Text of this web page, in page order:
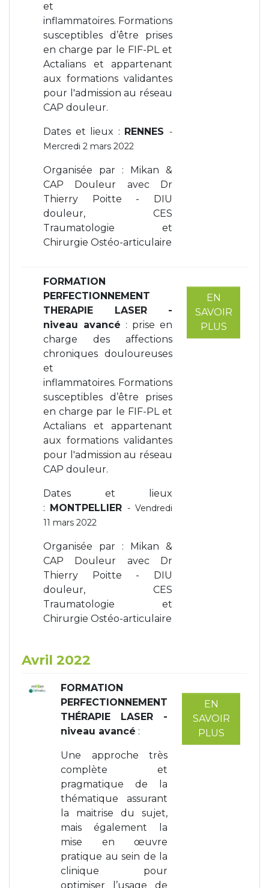
et
inflammatoires. Formations
susceptibles d’être prises
en charge par le FIF-PL et
Actalians et appartenant
aux formations validantes
pour l'admission au réseau
CAP douleur.
Dates et lieux : RENNES-
Mercredi 2 mars 2022
Organisée par : Mikan &
CAP Douleur avec Dr
Thierry Poitte - DIU
douleur, CES
Traumatologie et
Chirurgie Ostéo-articulaire
FORMATION
PERFECTIONNEMENT
THERAPIE LASER -
niveau avancé : prise en
charge des affections
chroniques douloureuses
et
inflammatoires. Formations
susceptibles d’être prises
en charge par le FIF-PL et
Actalians et appartenant
aux formations validantes
pour l'admission au réseau
CAP douleur.
Dates et lieux
: MONTPELLIER - Vendredi
11 mars 2022
Organisée par : Mikan &
CAP Douleur avec Dr
Thierry Poitte - DIU
douleur, CES
Traumatologie et
Chirurgie Ostéo-articulaire
EN
SAVOIR
PLUS
Avril 2022
FORMATION
PERFECTIONNEMENT
THÉRAPIE LASER -
niveau avancé :
Une approche très
complète et
pragmatique de la
thématique assurant
la maitrise du sujet,
mais également la
mise en œuvre
pratique au sein de la
clinique pour
optimiser l’usage de
EN
SAVOIR
PLUS